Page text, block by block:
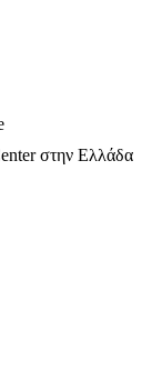
στην Ελλάδα